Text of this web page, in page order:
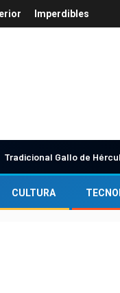
Imperdibles
Tradicional Gallo de
CULTURA